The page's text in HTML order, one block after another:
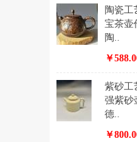
陶瓷工
宝茶壶
陶..
￥
紫砂工
强紫砂
德..
￥